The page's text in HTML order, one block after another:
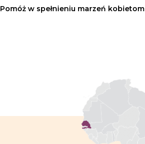
Pomóż w spełnieniu marzeń